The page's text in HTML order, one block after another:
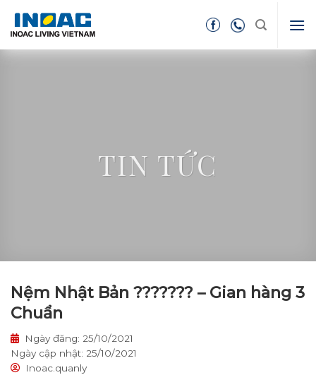
TIN TỨC
Nệm Nhật Bản ??????? – Gian hàng 3
Chuẩn
Ngày đăng: 25/10/2021
Ngày cập nhật: 25/10/2021
Inoac.quanly